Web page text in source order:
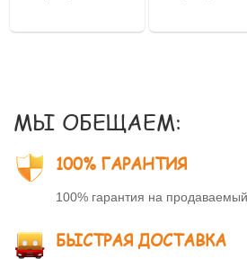
МЫ ОБЕЩАЕМ:
100% ГАРАНТИЯ
100% гарантия на
БЫСТРАЯ ДОСТАВКА